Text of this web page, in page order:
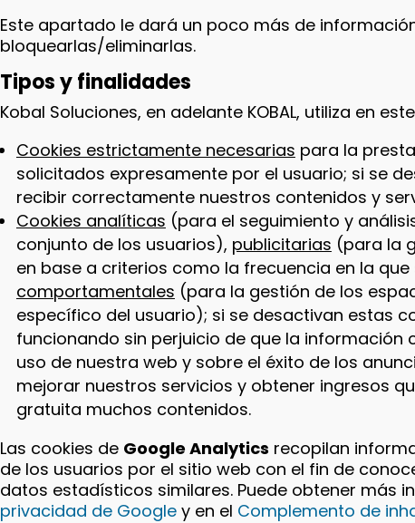
Este apartado le dará un poco más de
bloquearlas/eliminarlas.
Tipos y finalidades
Kobal Soluciones, en adelante KOBAL, utiliza en
Cookies estrictamente necesarias para la
solicitados expresamente por el usuario; si se
recibir correctamente nuestros contenidos y
Cookies analíticas (para el seguimiento y
conjunto de los usuarios), publicitarias (para la
en base a criterios como la frecuencia en la
comportamentales (para la gestión de los
específico del usuario); si se desactivan estas
funcionando sin perjuicio de que la
uso de nuestra web y sobre el éxito de los
mejorar nuestros servicios y obtener ingresos
gratuita muchos contenidos.
Las cookies de Google Analytics recopilan
de los usuarios por el sitio web con el fin de
datos estadísticos similares. Puede obtener más
privacidad de Googley en el Complemento de